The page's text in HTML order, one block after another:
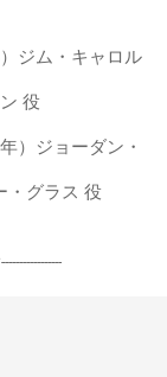
ジム・キャロル
役
）ジョーダン・
・グラス 役